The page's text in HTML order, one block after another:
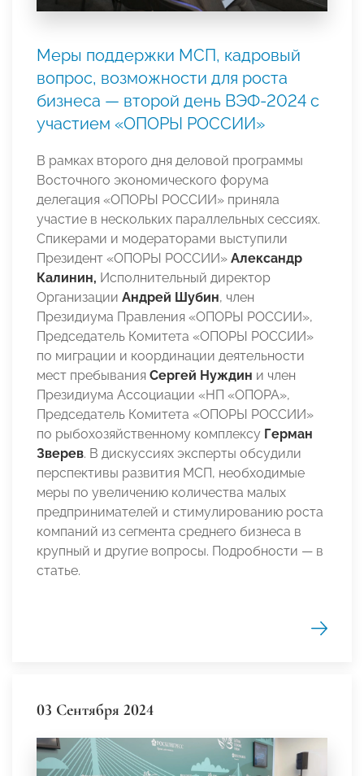
Меры поддержки МСП, кадровый
вопрос, возможности для роста
бизнеса — второй день ВЭФ-2024 с
участием «ОПОРЫ РОССИИ»
В рамках второго дня деловой программы
Восточного экономического форума
делегация «ОПОРЫ РОССИИ» приняла
участие в нескольких параллельных сессиях.
Спикерами и модераторами выступили
Президент «ОПОРЫ РОССИИ» Александр
Калинин, Исполнительный директор
Организации Андрей Шубин, член
Президиума Правления «ОПОРЫ РОССИИ»,
Председатель Комитета «ОПОРЫ РОССИИ»
по миграции и координации деятельности
мест пребывания Сергей Нуждин и член
Президиума Ассоциации «НП «ОПОРА»,
Председатель Комитета «ОПОРЫ РОССИИ»
по рыбохозяйственному комплексу Герман
Зверев. В дискуссиях эксперты обсудили
перспективы развития МСП, необходимые
меры по увеличению количества малых
предпринимателей и стимулированию роста
компаний из сегмента среднего бизнеса в
крупный и другие вопросы. Подробности — в
статье.
03 Сентября 2024